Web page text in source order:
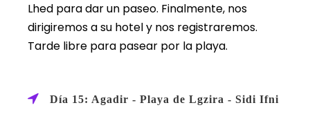
Lhed para dar un paseo. Finalmente, nos
dirigiremos a su hotel y nos registraremos.
Tarde libre para pasear por la playa.
Día 15: Agadir - Playa de Lgzira - Sidi Ifni